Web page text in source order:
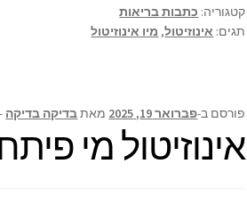
o
o
sA
p
n
ge
e
קטגוריה: כתבות בריאות
תגים: אינוזיטול, מיו אינוזיטול
פורסם ב-פברואר 19, 2025 מאתבדיקה בדיקה
אינוזיטול מי